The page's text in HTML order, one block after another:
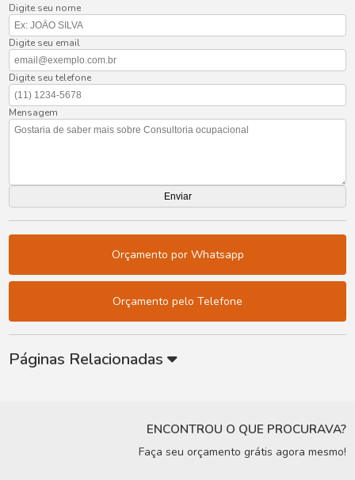
Digite seu nome
Digite seu email
Digite seu telefone
Mensagem
Orçamento por Whatsapp
Orçamento pelo Telefone
Páginas Relacionadas
ENCONTROU O QUE PROCURAVA?
Faça seu orçamento grátis agora mesmo!